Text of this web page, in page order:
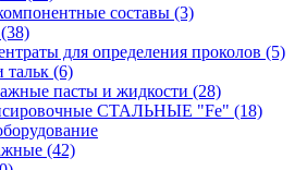
составы (3)
(38)
для определения проколов (5)
тальк (6)
пасты и жидкости (28)
СТАЛЬНЫЕ "Fe" (18)
(42)